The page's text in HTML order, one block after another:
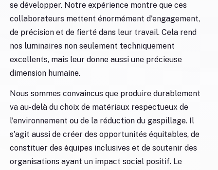
se développer. Notre expérience montre que ces
collaborateurs mettent énormément d'engagement,
de précision et de fierté dans leur travail. Cela rend
nos luminaires non seulement techniquement
excellents, mais leur donne aussi une précieuse
dimension humaine.
Nous sommes convaincus que produire durablement
va au-delà du choix de matériaux respectueux de
l'environnement ou de la réduction du gaspillage. Il
s'agit aussi de créer des opportunités équitables, de
constituer des équipes inclusives et de soutenir des
organisations ayant un impact social positif. Le